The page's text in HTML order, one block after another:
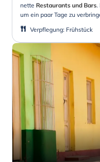
nette Restaurants und Bars.
um ein paar Tage zu
Verpflegung: Frühstück